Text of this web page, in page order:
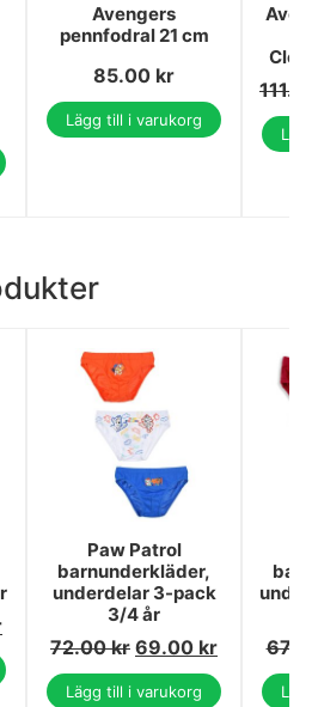
Avengers
pennfodral 21 cm
85.00 kr
Lägg till i varukorg
Paw Patrol
barnunderkläder,
underdelar 3-pack
3/4 år
72.00kr 69.00 kr
Lägg till i varukorg